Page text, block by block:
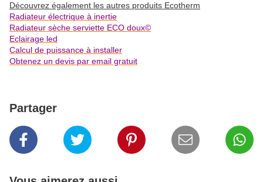
Découvrez également les autres produits Ecotherm
Radiateur électrique à inertie
Radiateur sèche serviette ECO doux©
Eclairage led
Calcul de puissance à installer
Obtenez un devis par email gratuit
Partager